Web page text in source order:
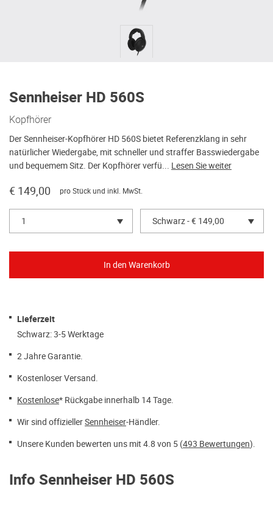
Sennheiser HD 560S
Kopfhörer
Der Sennheiser-Kopfhörer HD 560S bietet Referenzklang in sehr
natürlicher Wiedergabe, mit schneller und straffer Basswiedergabe
und bequemem Sitz. Der Kopfhörer verfü... Lesen Sie weiter
€ 149,00 pro Stück und inkl. MwSt.
1 Schwarz - € 149,00
Lieferzeit
Schwarz: 3-5 Werktage
2 Jahre Garantie.
Kostenloser Versand.
Kostenlose* Rückgabe innerhalb 14 Tage.
Wir sind offiziellerSennheiser-Händler.
Unsere Kunden bewerten uns mit 4.8 von 5 (493 Bewertungen).
Info Sennheiser HD 560S